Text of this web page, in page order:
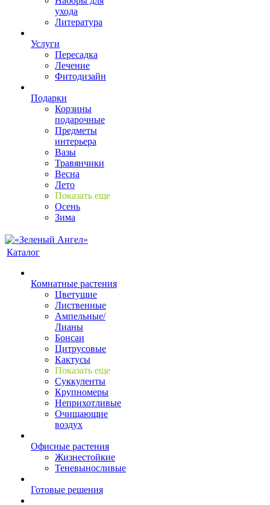
ухода
Литература
Услуги
Пересадка
Лечение
Фитодизайн
Подарки
Корзины
подарочные
Предметы
интерьера
Вазы
Травянчики
Весна
Лето
Показать еще
Осень
Зима
Каталог
Комнатные растения
Цветущие
Лиственные
Ампельные/
Лианы
Бонсаи
Цитрусовые
Кактусы
Показать еще
Суккуленты
Крупномеры
Неприхотливые
Очищающие
воздух
Офисные растения
Жизнестойкие
Теневыносливые
Готовые решения